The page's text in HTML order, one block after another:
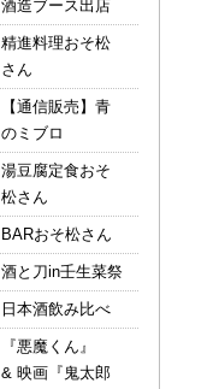
酒造ブース出店
精進料理おそ松
さん
【通信販売】青
のミブロ
湯豆腐定食おそ
松さん
BARおそ松さん
酒と刀in壬生菜祭
日本酒飲み比べ
『悪魔くん』
& 映画『鬼太郎